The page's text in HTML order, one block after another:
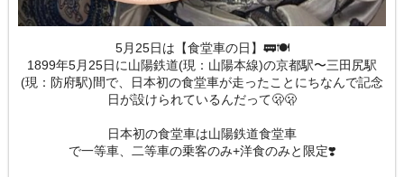
5月25日は【食堂車の日】🚃🍽
1899年5月25日に山陽鉄道(現：山陽本線)の京都駅〜三田尻駅
(現：防府駅)間で、日本初の食堂車が走ったことにちなんで記念
日が設けられているんだって🫢🫢
日本初の食堂車は山陽鉄道食堂車
で一等車、二等車の乗客のみ+洋食のみと限定❣️